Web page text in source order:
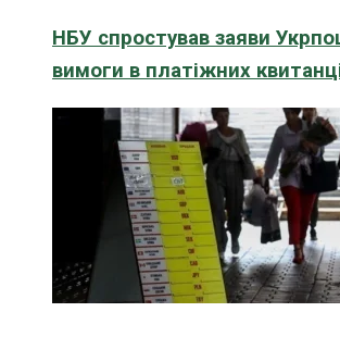
НБУ спростував заяви
вимоги в платіжних